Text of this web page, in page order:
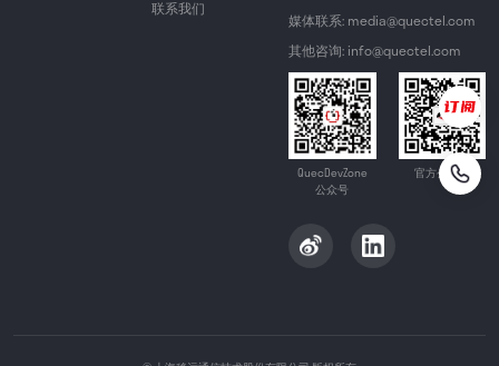
联系我们
媒体联系: media@quectel.com
其他咨询: info@quectel.com
QuecDevZone
公众号
官方公众号